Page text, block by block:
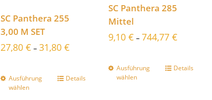
SC Panthera 255
3,00 M SET
27,80 € – 31,80 €
Ausführung
wählen
Details
SC Panthera 285
Mittel
9,10€ – 744,77€
Ausführung
wählen
Details